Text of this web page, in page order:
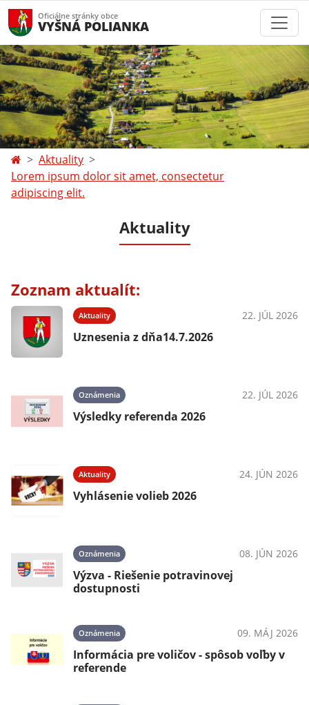
Oficiálne stránky obce
VYŠNÁ POLIANKA
Aktuality
Lorem ipsum dolor sit amet, consectetur
adipiscing elit.
Aktuality
Zoznam aktualít:
Aktuality 22. JÚL 2026
Uznesenia z dňa14.7.2026
Oznámenia 22. JÚL 2026
Výsledky referenda 2026
Aktuality 24. JÚN 2026
Vyhlásenie volieb 2026
Oznámenia 08. JÚN 2026
Výzva - Riešenie potravinovej
dostupnosti
Oznámenia 09. MÁJ 2026
Informácia pre voličov - spôsob voľby v
referende